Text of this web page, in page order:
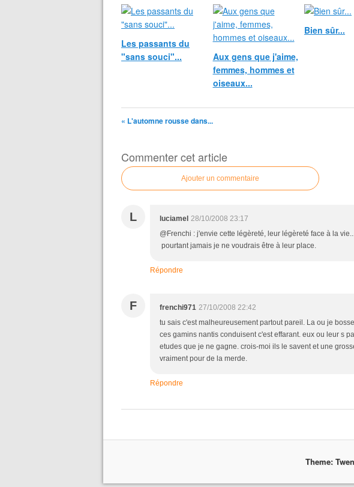
Les passants du
"sans souci"...
Aux gens que j'aime,
femmes, hommes et
oiseaux...
Bien sûr...
« L'automne rousse dans...
Commenter cet article
Ajouter un commentaire
L luciamel 28/10/2008 23:17
@Frenchi : j'envie cette légèreté, leur légèreté face à la
pourtant jamais je ne voudrais être à leur place.
Répondre
F frenchi971 27/10/2008 22:42
tu sais c'est malheureusement partout pareil. La ou je
ces gamins nantis conduisent c'est effarant. eux ou leur s
etudes que je ne gagne. crois-moi ils le savent et une
vraiment pour de la merde.
Répondre
Theme: